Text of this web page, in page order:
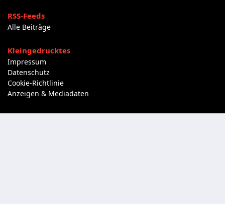
RSS-Feeds
Alle Beiträge
Kleingedrucktes
Impressum
Datenschutz
Cookie-Richtlinie
Anzeigen & Mediadaten